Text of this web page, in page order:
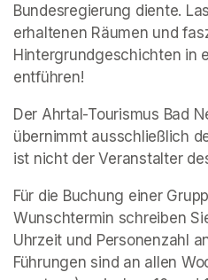
Bundesregierung diente.
erhaltenen Räumen und
Hintergrundgeschichten in
entführen!
Der Ahrtal-Tourismus Bad
übernimmt ausschließlich
ist nicht der Veranstalter
Für die Buchung einer
Wunschtermin schreiben
Uhrzeit und Personenzahl
Führungen sind an allen